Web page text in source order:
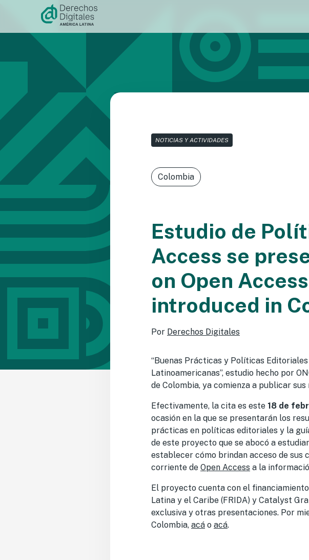
contenido
NOTICIAS Y ACTIVIDADES
Colombia
Estudio de
Access se
on Open
introduced in
Por Derechos Digitales
“Buenas Prácticas y Políticas
Latinoamericanas”, estudio hecho por
de Colombia, ya comienza a publicar
Efectivamente, la cita es este 18 de
ocasión en la que se presentarán los
prácticas en políticas editoriales y la
de este proyecto que se abocó a
establecer cómo brindan acceso de sus
corriente de Open Access a la
El proyecto cuenta con el
Latina y el Caribe (FRIDA) y Catalyst
exclusiva y otras presentaciones. Por
Colombia, acá o acá.